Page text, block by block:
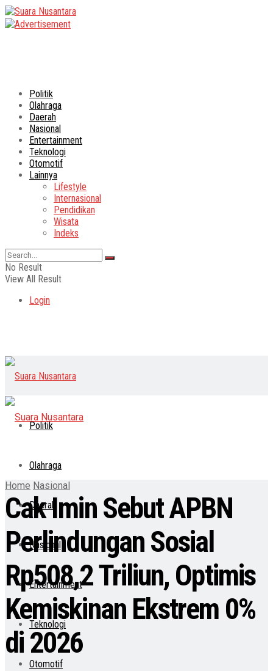
Politik
Olahraga
Daerah
Nasional
Entertainment
Teknologi
Otomotif
Lainnya
Lifestyle
Internasional
Pendidikan
Wisata
Indeks
No Result
View All Result
Login
Politik
Olahraga
Daerah
Nasional
Entertainment
Teknologi
Otomotif
Home Nasional
Cak Imin Sebut APBN
Perlindungan Sosial
Rp508,2 Triliun, Optimis
Kemiskinan Ekstrem 0%
di 2026